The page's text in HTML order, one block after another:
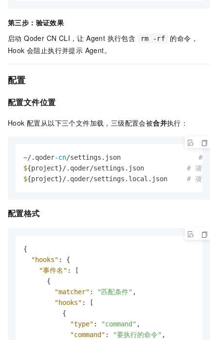
第三步：验证效果
启动 Qoder CN CLI，让 Agent 执行包含
rm -rf
的命令，
Hook 会阻止执行并提示 Agent。
配置
配置文件位置
Hook 配置从以下三个文件加载，三级配置会被合并执行：
~/.qoder-cn/settings.json # 用
${project}/.qoder/settings.json # 项目级
${project}/.qoder/settings.local.json # 项目级
配置格式
{
"hooks" :
{
"事件名" :
[
{
"matcher" : "匹配条件" ,
"hooks" :
[
{
"type" : "command" ,
"command" : "要执行的命令" ,